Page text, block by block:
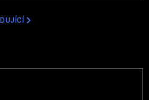
NA ŘIDIČE NA D1: RADARY
PLACENÁ OCHRANA PŘED